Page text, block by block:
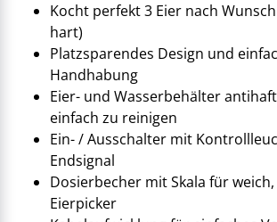
Kocht perfekt 3 Eier nach
hart)
Platzsparendes Design und
Handhabung
Eier- und Wasserbehälter
einfach zu reinigen
Ein- / Ausschalter mit
Endsignal
Dosierbecher mit Skala für
Eierpicker